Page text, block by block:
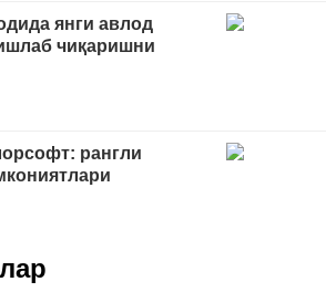
янги авлод
чиқаришни
рангли